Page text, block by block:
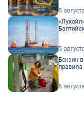
5
5
Бензин
правила
5